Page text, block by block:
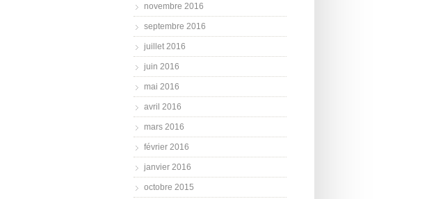
novembre 2016
septembre 2016
juillet 2016
juin 2016
mai 2016
avril 2016
mars 2016
février 2016
janvier 2016
octobre 2015